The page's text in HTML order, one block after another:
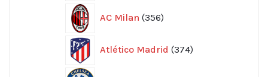
AC Milan 356
produkter
Atlético Madrid 374
produkter